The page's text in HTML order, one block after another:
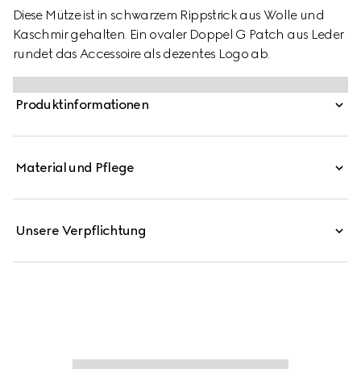
Diese Mütze ist in schwarzem Rippstrick aus Wolle und
Kaschmir gehalten. Ein ovaler Doppel G Patch aus Leder
rundet das Accessoire als dezentes Logo ab.
Produktinformationen
Material und Pflege
Unsere Verpflichtung